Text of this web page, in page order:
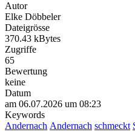
Autor
Elke Döbbeler
Dateigrösse
370.43 kBytes
Zugriffe
65
Bewertung
keine
Datum
am 06.07.2026 um 08:23
Keywords
Andernach Andernach schmeckt